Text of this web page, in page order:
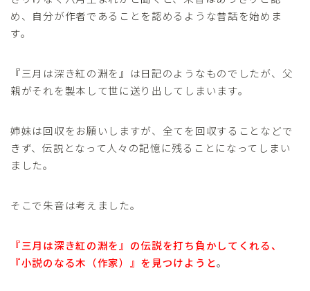
め、自分が作者であることを認めるような昔話を始めま
す。
『三月は深き紅の淵を』は日記のようなものでしたが、父
親がそれを製本して世に送り出してしまいます。
姉妹は回収をお願いしますが、全てを回収することなどで
きず、伝説となって人々の記憶に残ることになってしまい
ました。
そこで朱音は考えました。
『三月は深き紅の淵を』の伝説を打ち負かしてくれる、
『小説のなる木（作家）』を見つけようと。